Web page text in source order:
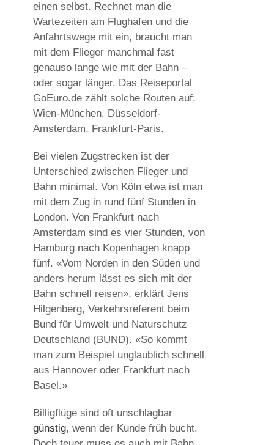
einen selbst. Rechnet man die
Wartezeiten am Flughafen und die
Anfahrtswege mit ein, braucht man
mit dem Flieger manchmal fast
genauso lange wie mit der Bahn –
oder sogar länger. Das Reiseportal
GoEuro.de zählt solche Routen auf:
Wien-München, Düsseldorf-
Amsterdam, Frankfurt-Paris.
Bei vielen Zugstrecken ist der
Unterschied zwischen Flieger und
Bahn minimal. Von Köln etwa ist man
mit dem Zug in rund fünf Stunden in
London. Von Frankfurt nach
Amsterdam sind es vier Stunden, von
Hamburg nach Kopenhagen knapp
fünf. «Vom Norden in den Süden und
anders herum lässt es sich mit der
Bahn schnell reisen», erklärt Jens
Hilgenberg, Verkehrsreferent beim
Bund für Umwelt und Naturschutz
Deutschland (BUND). «So kommt
man zum Beispiel unglaublich schnell
aus Hannover oder Frankfurt nach
Basel.»
Billigflüge sind oft unschlagbar
günstig, wenn der Kunde früh bucht.